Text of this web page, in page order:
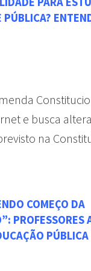
PÚBLICA?
e busca
na
COMEÇO DA
PROFESSORES